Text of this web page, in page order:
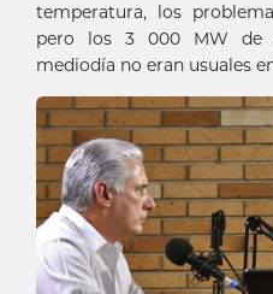
temperatura, los
pero los 3 000 MW de
mediodía no eran usuales